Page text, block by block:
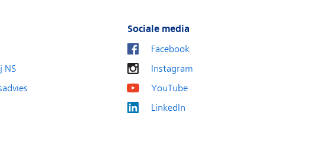
NS
Sociale media
Facebook
Instagram
YouTube
LinkedIn